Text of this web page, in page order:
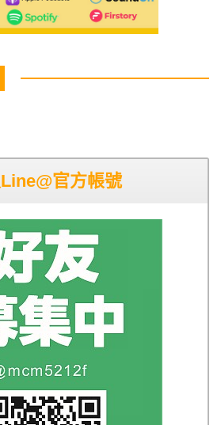
官方帳號